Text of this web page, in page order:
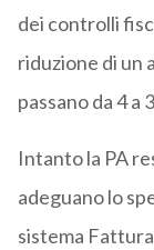
dei controlli
riduzione di un
passano da 4 a
Intanto la PA
adeguano lo
sistema Fattura